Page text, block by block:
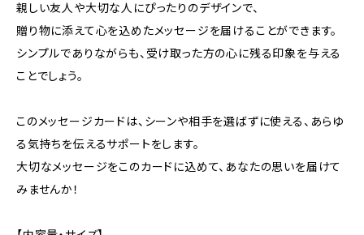
親しい友人や大切な人にぴったりのデザインで、
贈り物に添えて心を込めたメッセージを届けることができます。
シンプルでありながらも、受け取った方の心に残る印象を与える
ことでしょう。
このメッセージカードは、シーンや相手を選ばずに使える、あらゆ
る気持ちを伝えるサポートをします。
大切なメッセージをこのカードに込めて、あなたの思いを届けて
みませんか！